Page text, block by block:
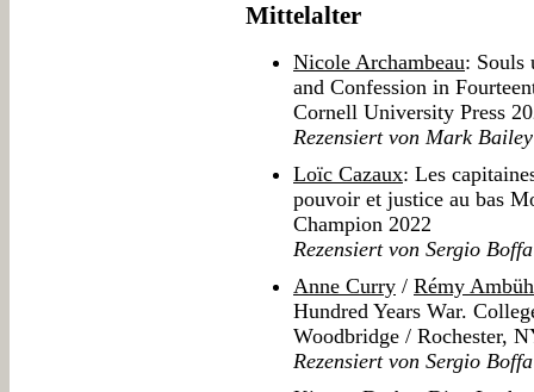
Mittelalter
Nicole Archambeau: Souls
and Confession in
Cornell University Press
Rezensiert von Mark Bailey
Loïc Cazaux: Les
pouvoir et justice au bas
Champion 2022
Rezensiert von Sergio Boffa
Anne Curry / Rémy
Hundred Years War.
Woodbridge / Rochester,
Rezensiert von Sergio Boffa